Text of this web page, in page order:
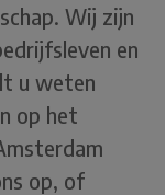
Wij zijn
en
u weten
op het
op, of